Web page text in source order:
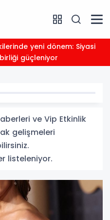
güçleniyor
ve Vip Etkinlik
gelişmeleri
listeleniyor.